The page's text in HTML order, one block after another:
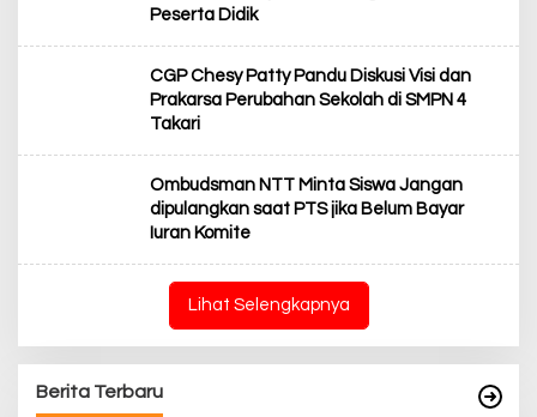
Peserta Didik
CGP Chesy Patty Pandu Diskusi Visi dan
Prakarsa Perubahan Sekolah di SMPN 4
Takari
Ombudsman NTT Minta Siswa Jangan
dipulangkan saat PTS jika Belum Bayar
Iuran Komite
Lihat Selengkapnya
Berita Terbaru